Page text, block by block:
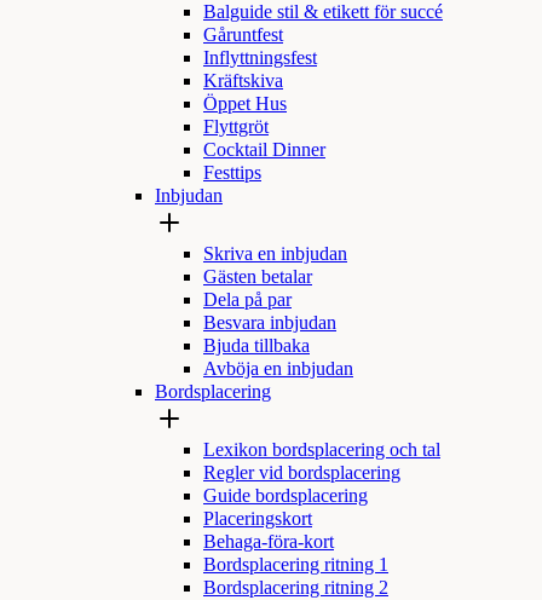
Balguide stil & etikett för succé
Gåruntfest
Inflyttningsfest
Kräftskiva
Öppet Hus
Flyttgröt
Cocktail Dinner
Festtips
Inbjudan
Skriva en inbjudan
Gästen betalar
Dela på par
Besvara inbjudan
Bjuda tillbaka
Avböja en inbjudan
Bordsplacering
Lexikon bordsplacering och tal
Regler vid bordsplacering
Guide bordsplacering
Placeringskort
Behaga-föra-kort
Bordsplacering ritning 1
Bordsplacering ritning 2